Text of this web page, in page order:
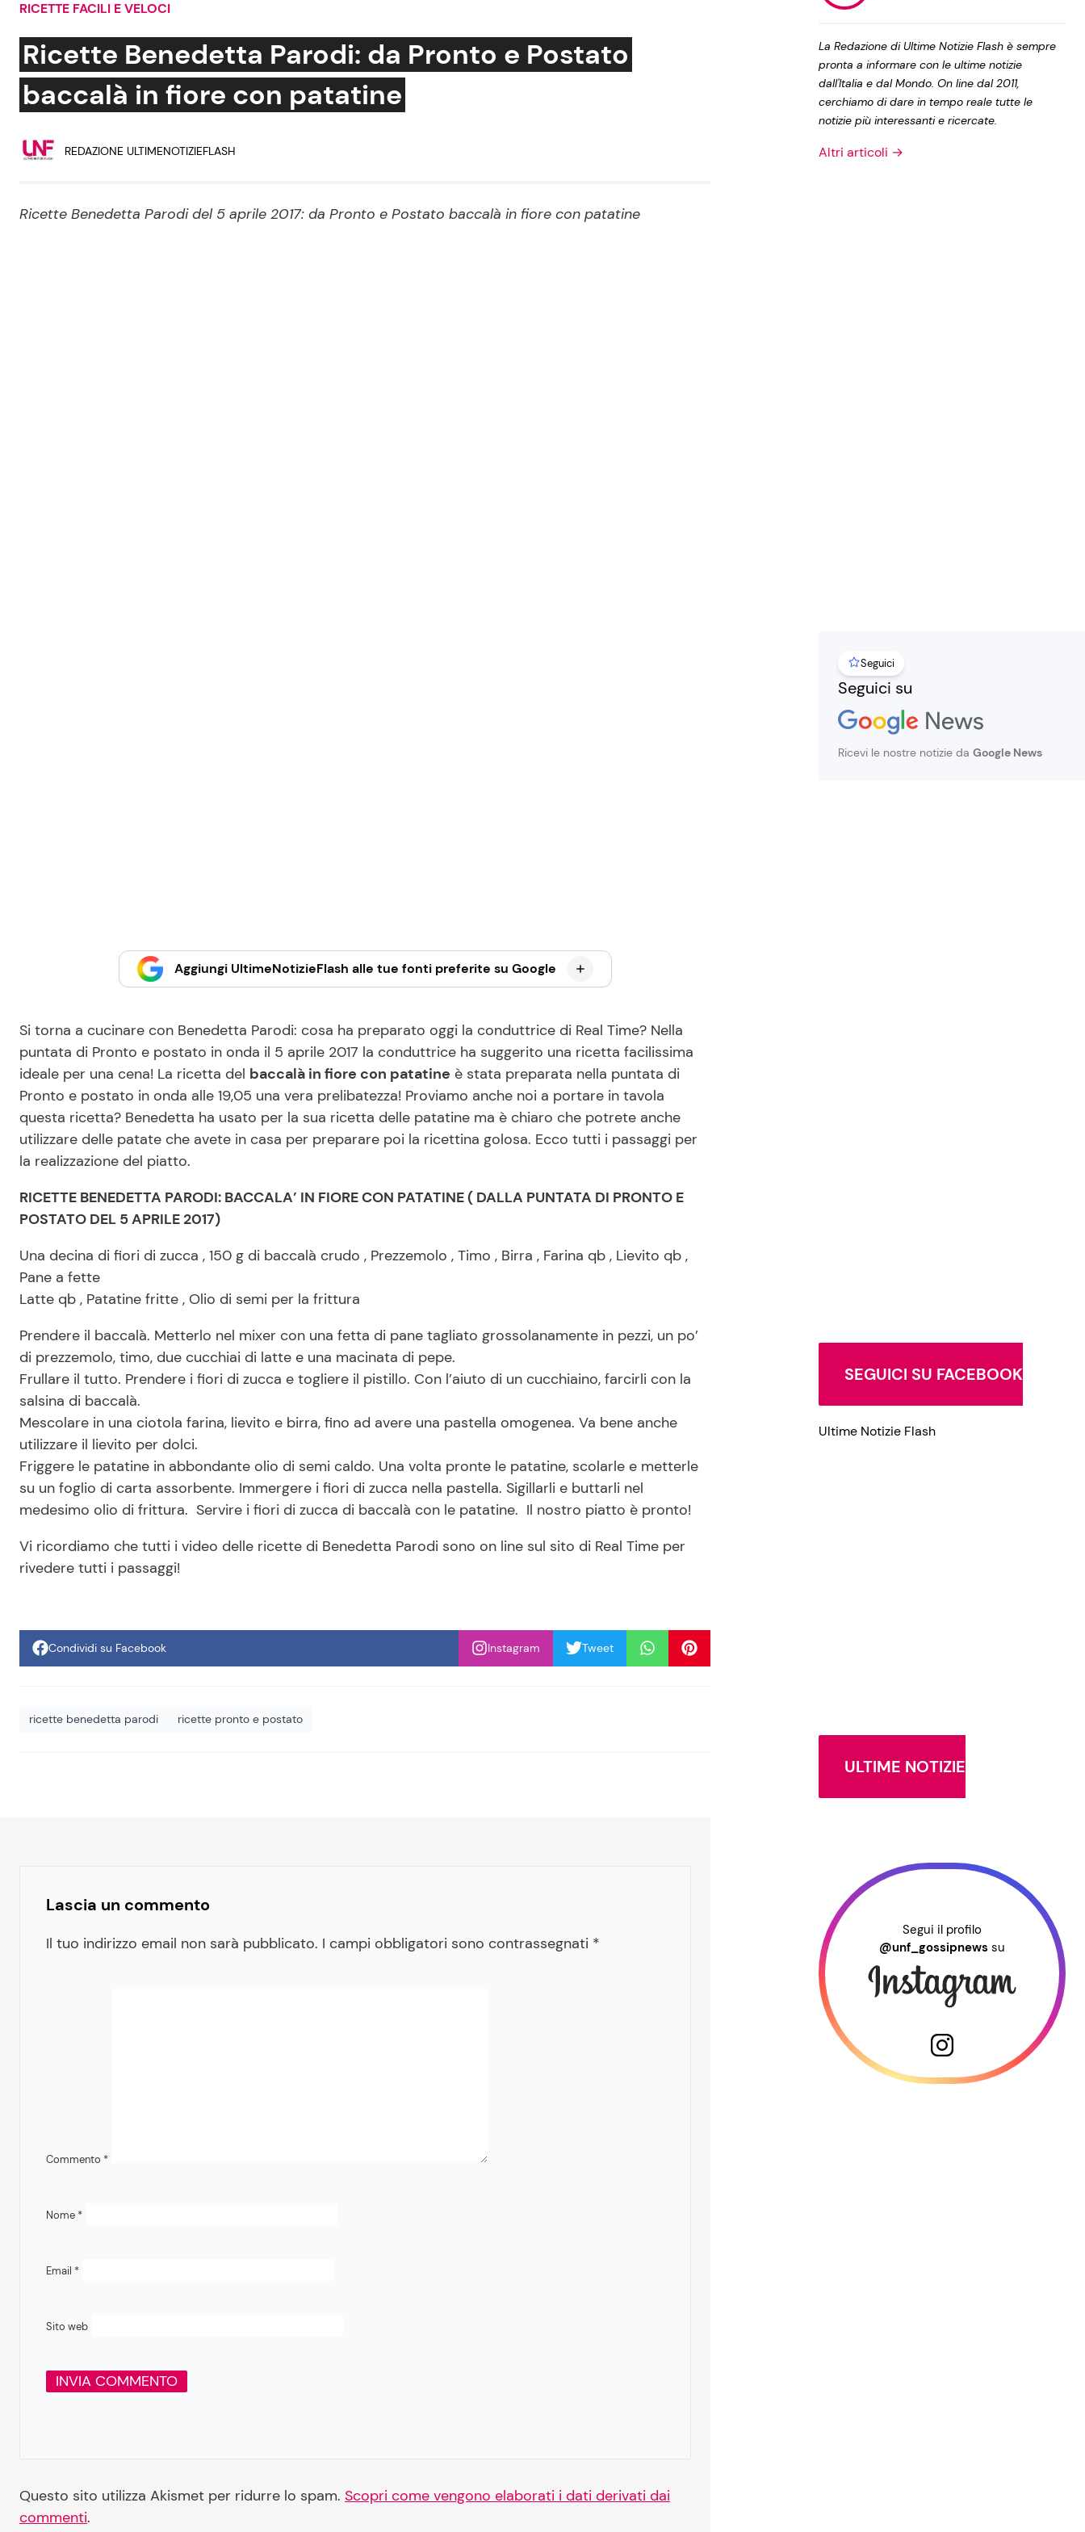
Social News
News dal mondo
Benessere
Mondo Mamma Le Ricette in TV
Privacy Policy
RICETTE FACILI E VELOCI
Ricette Benedetta Parodi: da Pronto e Postato
baccalà in fiore con patatine
REDAZIONE ULTIMENOTIZIEFLASH
Ricette Benedetta Parodi del 5 aprile 2017: da Pronto e Postato baccalà in fiore con patatine
Aggiungi UltimeNotizieFlash alle tue fonti preferite su Google
Si torna a cucinare con Benedetta Parodi: cosa ha preparato oggi la conduttrice di Real Time? Nella
puntata di Pronto e postato in onda il 5 aprile 2017 la conduttrice ha suggerito una ricetta facilissima
ideale per una cena! La ricetta del baccalà in fiore con patatine è stata preparata nella puntata di
Pronto e postato in onda alle 19,05 una vera prelibatezza! Proviamo anche noi a portare in tavola
questa ricetta? Benedetta ha usato per la sua ricetta delle patatine ma è chiaro che potrete anche
utilizzare delle patate che avete in casa per preparare poi la ricettina golosa. Ecco tutti i passaggi per
la realizzazione del piatto.
RICETTE BENEDETTA PARODI: BACCALA’ IN FIORE CON PATATINE ( DALLA PUNTATA DI PRONTO E
POSTATO DEL 5 APRILE 2017)
Una decina di fiori di zucca , 150 g di baccalà crudo , Prezzemolo , Timo , Birra , Farina qb , Lievito qb ,
Pane a fette
Latte qb , Patatine fritte , Olio di semi per la frittura
Prendere il baccalà. Metterlo nel mixer con una fetta di pane tagliato grossolanamente in pezzi, un po’
di prezzemolo, timo, due cucchiai di latte e una macinata di pepe.
Frullare il tutto. Prendere i fiori di zucca e togliere il pistillo. Con l’aiuto di un cucchiaino, farcirli con la
salsina di baccalà.
Mescolare in una ciotola farina, lievito e birra, fino ad avere una pastella omogenea. Va bene anche
utilizzare il lievito per dolci.
Friggere le patatine in abbondante olio di semi caldo. Una volta pronte le patatine, scolarle e metterle
su un foglio di carta assorbente. Immergere i fiori di zucca nella pastella. Sigillarli e buttarli nel
medesimo olio di frittura. Servire i fiori di zucca di baccalà con le patatine. Il nostro piatto è pronto!
Vi ricordiamo che tutti i video delle ricette di Benedetta Parodi sono on line sul sito di Real Time per
rivedere tutti i passaggi!
Condividi su Facebook Instagram Tweet
ricette benedetta parodi ricette pronto e postato
Lascia un commento
Il tuo indirizzo email non sarà pubblicato. I campi obbligatori sono contrassegnati *
Commento *
Nome *
Email *
Sito web
Questo sito utilizza Akismet per ridurre lo spam. Scopri come vengono elaborati i dati derivati dai
commenti.
La Redazione di Ultime Notizie Flash è sempre
pronta a informare con le ultime notizie
dall'Italia e dal Mondo. On line dal 2011,
cerchiamo di dare in tempo reale tutte le
notizie più interessanti e ricercate.
Altri articoli →
Seguici
Seguici su
Ricevi le nostre notizie da Google News
SEGUICI SU FACEBOOK
Ultime Notizie Flash
ULTIME NOTIZIE
Segui il profilo
@unf_gossipnews su